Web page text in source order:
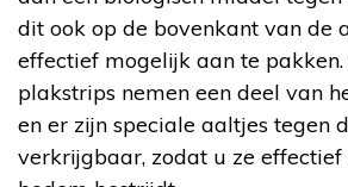
dit ook op de bovenkant van de
effectief mogelijk aan te pakken.
plakstrips nemen een deel van
en er zijn speciale aaltjes tegen
verkrijgbaar, zodat u ze